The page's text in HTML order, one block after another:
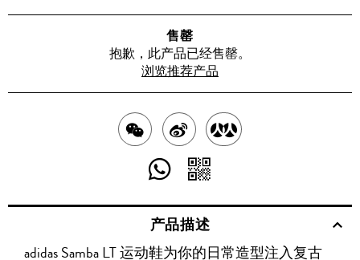
售罄
抱歉，此产品已经售罄。
浏览推荐产品
分
享
WECHAT
分
享
WEIBO
分
分
享
至
享
产品描述
adidas Samba LT 运动鞋为你的日常造型注入复古